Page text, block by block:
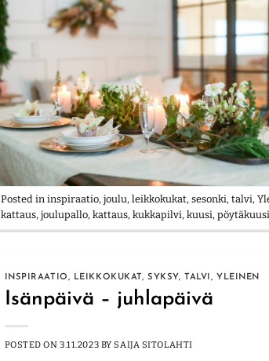
Posted in inspiraatio, joulu, leikkokukat, sesonki, talvi,
kattaus, joulupallo, kattaus, kukkapilvi, kuusi, pöytäkuusi
INSPIRAATIO, LEIKKOKUKAT ,SYKSY, TALVI , YLEINEN
Isänpäivä – juhlapäivä
POSTED ON3.11.2023 BYSAIJA SITOLAHTI